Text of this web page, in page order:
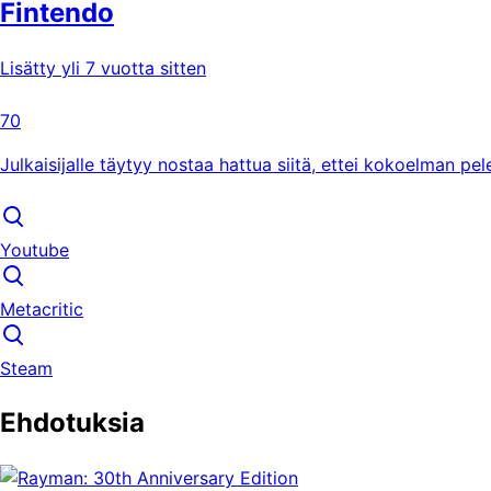
Fintendo
Lisätty yli 7 vuotta sitten
70
Julkaisijalle täytyy nostaa hattua siitä, ettei kokoelman
Youtube
Metacritic
Steam
Ehdotuksia